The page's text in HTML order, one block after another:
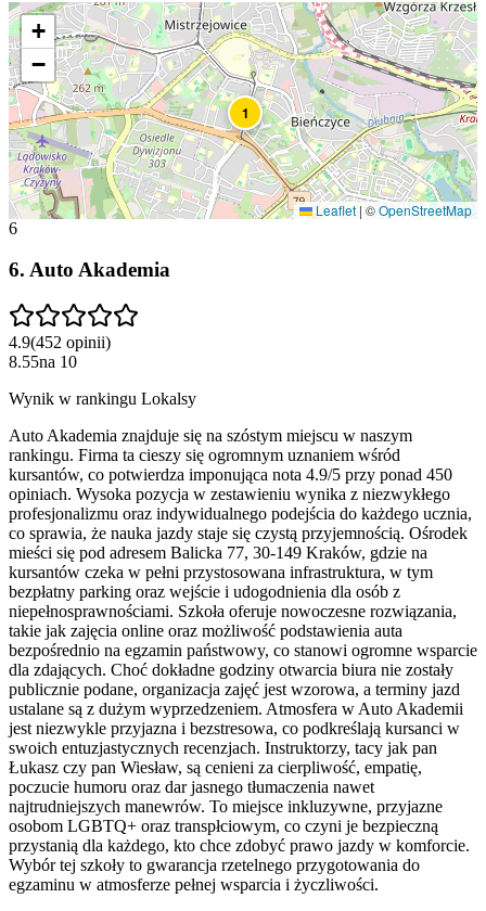
1
+
−
Leaflet | ©OpenStreetMap
6
6. Auto Akademia
4.9(452 opinii)
8.55na 10
Wynik w rankingu Lokalsy
Auto Akademia znajduje się na szóstym miejscu w naszym
rankingu. Firma ta cieszy się ogromnym uznaniem wśród
kursantów, co potwierdza imponująca nota 4.9/5 przy ponad 450
opiniach. Wysoka pozycja w zestawieniu wynika z niezwykłego
profesjonalizmu oraz indywidualnego podejścia do każdego ucznia,
co sprawia, że nauka jazdy staje się czystą przyjemnością. Ośrodek
mieści się pod adresem Balicka 77, 30-149 Kraków, gdzie na
kursantów czeka w pełni przystosowana infrastruktura, w tym
bezpłatny parking oraz wejście i udogodnienia dla osób z
niepełnosprawnościami. Szkoła oferuje nowoczesne rozwiązania,
takie jak zajęcia online oraz możliwość podstawienia auta
bezpośrednio na egzamin państwowy, co stanowi ogromne wsparcie
dla zdających. Choć dokładne godziny otwarcia biura nie zostały
publicznie podane, organizacja zajęć jest wzorowa, a terminy jazd
ustalane są z dużym wyprzedzeniem. Atmosfera w Auto Akademii
jest niezwykle przyjazna i bezstresowa, co podkreślają kursanci w
swoich entuzjastycznych recenzjach. Instruktorzy, tacy jak pan
Łukasz czy pan Wiesław, są cenieni za cierpliwość, empatię,
poczucie humoru oraz dar jasnego tłumaczenia nawet
najtrudniejszych manewrów. To miejsce inkluzywne, przyjazne
osobom LGBTQ+ oraz transpłciowym, co czyni je bezpieczną
przystanią dla każdego, kto chce zdobyć prawo jazdy w komforcie.
Wybór tej szkoły to gwarancja rzetelnego przygotowania do
egzaminu w atmosferze pełnej wsparcia i życzliwości.